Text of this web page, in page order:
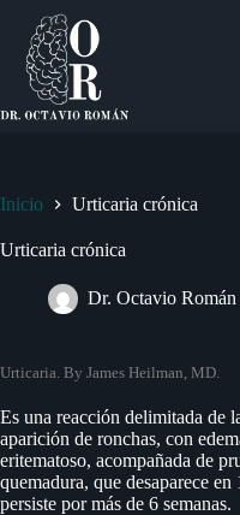
contenido
Inicio Urticaria crónica
Urticaria crónica
Dr. Octavio Román
Urticaria. By James Heilman, MD.
Es una reacción delimitada de
aparición de ronchas, con
eritematoso, acompañada de
quemadura, que desaparece
persiste por más de 6 semanas.